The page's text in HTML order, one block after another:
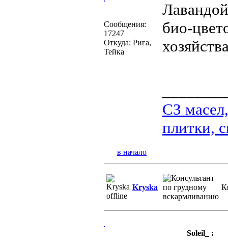
Сообщения:
17247
Откуда: Рига,
Тейка
био-
СЗ
плитки,
в начало
Kryska
Soleil_ :